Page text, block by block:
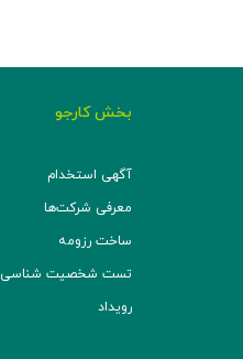
بخش کارجو
آگهی استخدام
معرفی شرکت‌ها
ساخت رزومه
تست شخصیت شناسی
رویداد